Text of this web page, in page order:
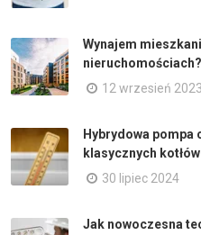
Wynajem
nieruchomościach?
12 wrzesień 2023
Hybrydowa pompa
klasycznych
30 lipiec 2024
Jak nowoczesna